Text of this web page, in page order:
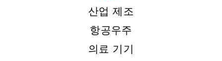
산업 제조
항공우주
의료 기기